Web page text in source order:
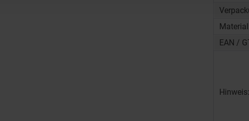
EAN /
Hinweis: